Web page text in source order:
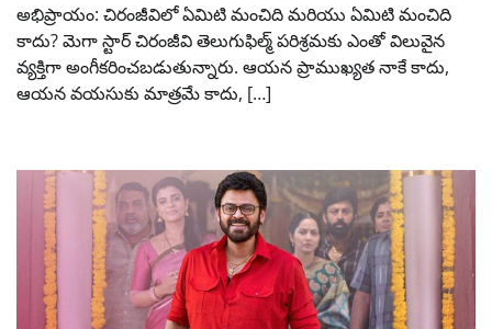
అభిప్రాయం: చిరంజీవిలో ఏమిటి మంచిది మరియు ఏమిటి మంచిది
కాదు? మెగా స్టార్ చిరంజీవి తెలుగుఫిల్మ్ పరిశ్రమకు ఎంతో విలువైన
వ్యక్తిగా అంగీకరించబడుతున్నారు. ఆయన ప్రాముఖ్యత నాకే కాదు,
ఆయన వయసుకు మాత్రమే కాదు, […]